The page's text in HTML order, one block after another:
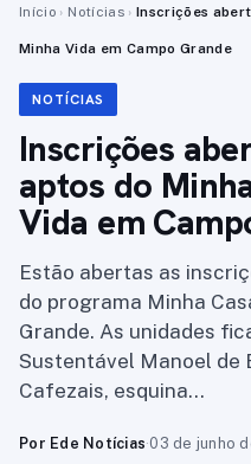
Início › Notícias › Inscrições
Minha Vida em Campo Grande
NOTÍCIAS
Inscrições
aptos do
Vida em
Estão abertas as
do programa Minha
Grande. As unidades
Sustentável Manoel de
Cafezais, esquina…
Por Ede Notícias·03 de junho